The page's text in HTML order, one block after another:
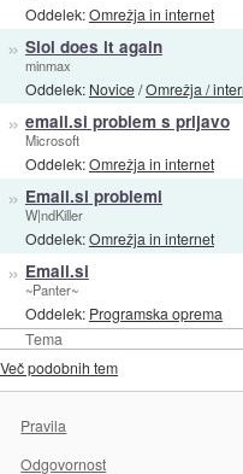
Tema
Oddelek:Omrežja in internet
» Siol does it again
minmax
Oddelek: Novice/Omrežja /
» email.si problem s prijavo
Microsoft
Oddelek:Omrežja in internet
» Email.si problemi
W|ndKiller
Oddelek:Omrežja in internet
» Email.si
~Panter~
Oddelek: Programska oprema
Več podobnih tem
Pravila
Odgovornost